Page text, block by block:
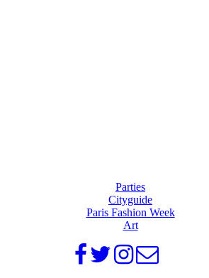
Parties
Cityguide
Paris Fashion Week
Art